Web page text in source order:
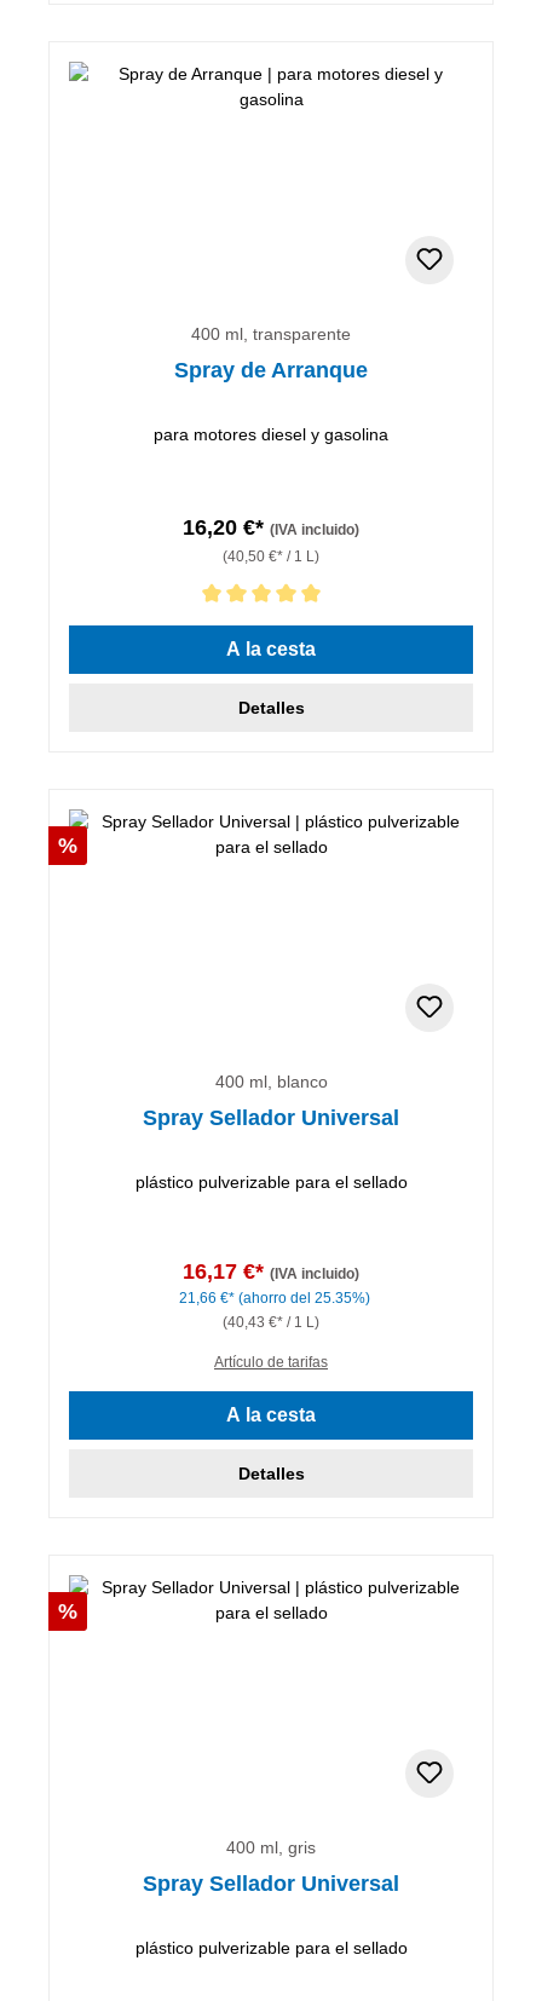
400 ml, transparente
Spray de Arranque
para motores diesel y gasolina
16,20 €* (IVA incluido)
(40,50 €* / 1 L)
Calificación promedio de 5 de 5 estrellas
A la cesta
Detalles
Descuento
%
400 ml, blanco
Spray Sellador Universal
plástico pulverizable para el sellado
16,17 €* (IVA incluido)
21,66 €* (ahorro del 25.35%)
(40,43 €* / 1 L)
Artículo de tarifas
A la cesta
Detalles
Descuento
%
400 ml, gris
Spray Sellador Universal
plástico pulverizable para el sellado